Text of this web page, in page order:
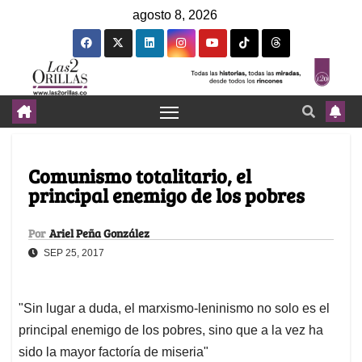
agosto 8, 2026
Comunismo totalitario, el
principal enemigo de los pobres
Por Ariel Peña González
SEP 25, 2017
"Sin lugar a duda, el marxismo-leninismo no solo es el
principal enemigo de los pobres, sino que a la vez ha
sido la mayor factoría de miseria"